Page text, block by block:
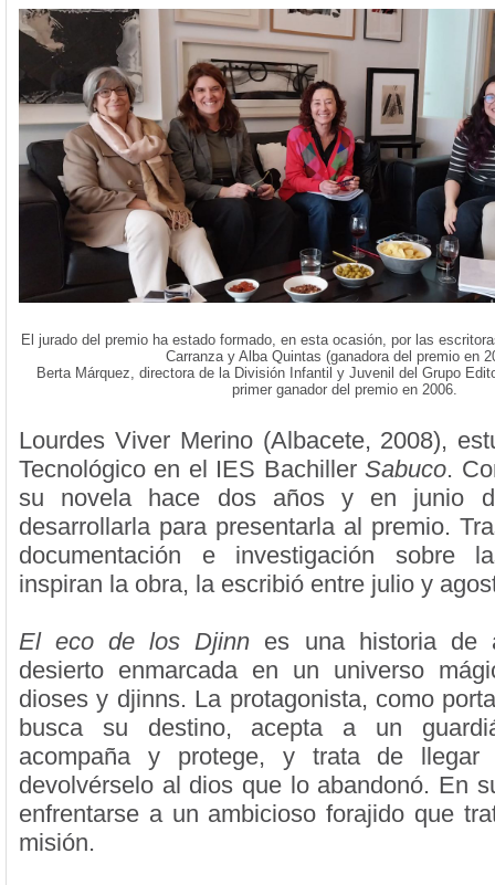
El jurado del premio ha estado formado, en esta ocasión, por las
Carranza y Alba Quintas (ganadora del premio en
Berta Márquez, directora de la División Infantil y Juvenil del Grupo
primer ganador del premio en 2006.
Lourdes Viver Merino (Albacete, 2008),
Tecnológico en el IES BachillerSabuco.
su novela hace dos años y en junio
desarrollarla para presentarla al premio.
documentación e investigación sobre
inspiran la obra, la escribió entre julio y
El eco de los Djinn es una historia de
desierto enmarcada en un universo
dioses y djinns. La protagonista, como
busca su destino, acepta a un
acompaña y protege, y trata de llegar
devolvérselo al dios que lo abandonó. En
enfrentarse a un ambicioso forajido que
misión.